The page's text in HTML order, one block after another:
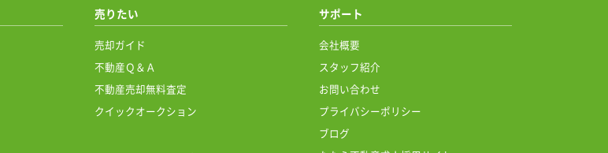
ら、お早めにお問合せくださいますようお願いいたしま
場合は、現況優先とさせていただきます。
にお問い合わせください。
売りたい
売却ガイド
不動産Ｑ＆Ａ
不動産売却無料査定
クイックオークション
サポート
会社概要
スタッフ紹介
お問い合わせ
プライバシーポリシー
ブログ